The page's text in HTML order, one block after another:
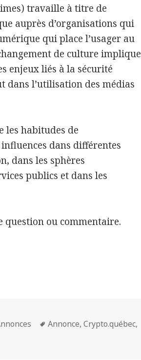
travaille à titre de
auprès d’organisations qui
qui place l’usager au
de culture implique
enjeux liés à la sécurité
l’utilisation des médias
les habitudes de
dans différentes
dans les sphères
publics et dans les
question ou commentaire.
Mots-
Annonce,Crypto.québec,